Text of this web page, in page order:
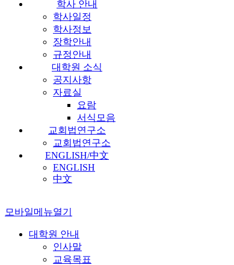
학사 안내
학사일정
학사정보
장학안내
규정안내
대학원 소식
공지사항
자료실
요람
서식모음
교회법연구소
교회법연구소
ENGLISH/中文
ENGLISH
中文
모바일메뉴열기
대학원 안내
인사말
교육목표